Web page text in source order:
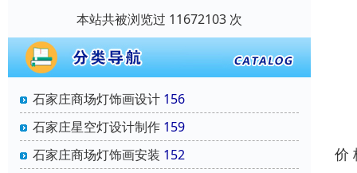
本站共被浏览过 11672103 次
石家庄商场灯饰画设计 156
石家庄星空灯设计制作 159
石家庄商场灯饰画安装 152
价